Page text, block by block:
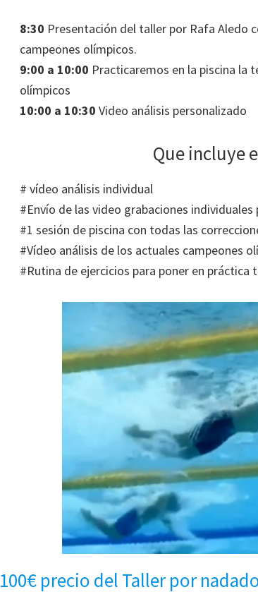
8:30 Presentación del taller por Rafa Aledo
campeones olímpicos.
9:00 a 10:00 Practicaremos en la piscina la
olímpicos
10:00 a 10:30 Video análisis personalizado
Que incluye
# vídeo análisis individual
#Envío de las video grabaciones
#1 sesión de piscina con todas las
#Vídeo análisis de los actuales campeones
#Rutina de ejercicios para poner en práctica
100€ precio del Taller por